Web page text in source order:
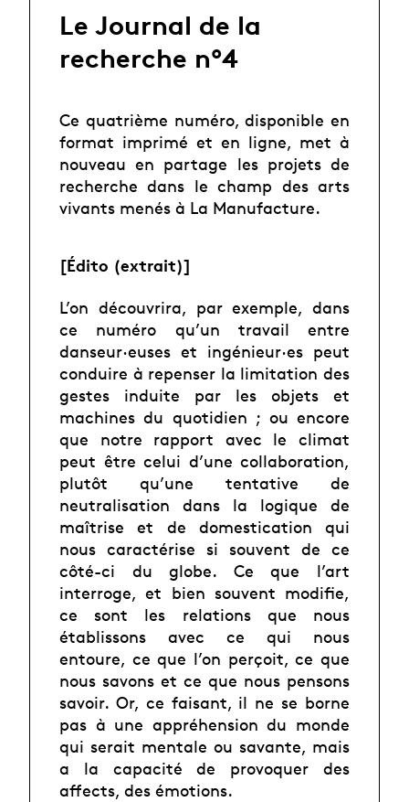
Le Journal de la
recherche n°4
Ce quatrième numéro, disponible en
format imprimé et en ligne, met à
nouveau en partage les projets de
recherche dans le champ des arts
vivants menés à La Manufacture.
[Édito (extrait)]
L’on découvrira, par exemple, dans
ce numéro qu’un travail entre
danseur·euses et ingénieur·es peut
conduire à repenser la limitation des
gestes induite par les objets et
machines du quotidien ; ou encore
que notre rapport avec le climat
peut être celui d’une collaboration,
plutôt qu’une tentative de
neutralisation dans la logique de
maîtrise et de domestication qui
nous caractérise si souvent de ce
côté-ci du globe. Ce que l’art
interroge, et bien souvent modifie,
ce sont les relations que nous
établissons avec ce qui nous
entoure, ce que l’on perçoit, ce que
nous savons et ce que nous pensons
savoir. Or, ce faisant, il ne se borne
pas à une appréhension du monde
qui serait mentale ou savante, mais
a la capacité de provoquer des
affects, des émotions.